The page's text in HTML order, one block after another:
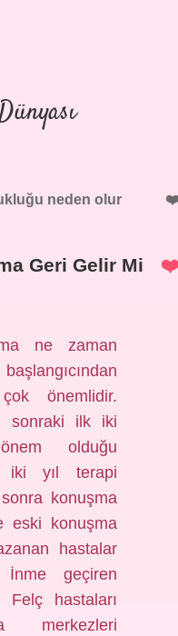
neden olur
Geri Gelir Mi
ne zaman
önemlidir.
sonraki ilk iki
olduğu
iki yıl terapi
konuşma
eski konuşma
hastalar
İnme geçiren
hastaları
merkezleri